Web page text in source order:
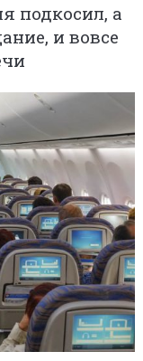
подкосил, а
и вовсе